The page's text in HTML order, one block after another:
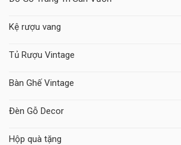
Kệ rượu vang
Tủ Rượu Vintage
Bàn Ghế Vintage
Đèn Gỗ Decor
Hộp quà tặng